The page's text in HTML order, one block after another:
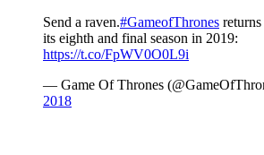
Send a raven.#GameofThrones
its eighth and final season in 2019:
https://t.co/FpWV0O0L9i
— Game Of Thrones
2018